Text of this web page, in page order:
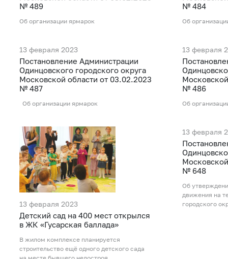
№ 489
Об организации ярмарок
№ 484
Об
13 февраля 2023
Постановление Администрации
Одинцовского городского округа
Московской области от 03.02.2023
№ 487
Об организации ярмарок
13 февраля
№ 486
Об
13 февраля 2023
Детский сад на 400 мест открылся
в ЖК «Гусарская баллада»
В жилом комплексе планируется
строительство ещё одного детского сада
13 февраля
№ 648
Об
движения на
городского